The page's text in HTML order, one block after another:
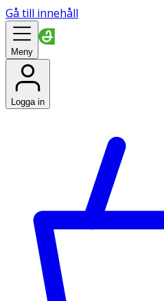
Gå till innehåll
Meny
Logga in